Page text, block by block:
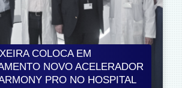
COLOCA EM
NOVO ACELERADOR
PRO NO HOSPITAL